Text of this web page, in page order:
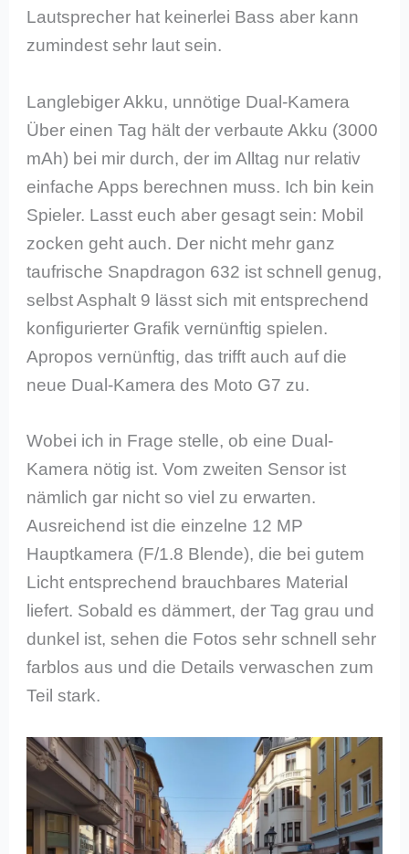
Lautsprecher hat keinerlei Bass aber kann
zumindest sehr laut sein.
Langlebiger Akku, unnötige Dual-Kamera
Über einen Tag hält der verbaute Akku (3000
mAh) bei mir durch, der im Alltag nur relativ
einfache Apps berechnen muss. Ich bin kein
Spieler. Lasst euch aber gesagt sein: Mobil
zocken geht auch. Der nicht mehr ganz
taufrische Snapdragon 632 ist schnell genug,
selbst Asphalt 9 lässt sich mit entsprechend
konfigurierter Grafik vernünftig spielen.
Apropos vernünftig, das trifft auch auf die
neue Dual-Kamera des Moto G7 zu.
Wobei ich in Frage stelle, ob eine Dual-
Kamera nötig ist. Vom zweiten Sensor ist
nämlich gar nicht so viel zu erwarten.
Ausreichend ist die einzelne 12 MP
Hauptkamera (F/1.8 Blende), die bei gutem
Licht entsprechend brauchbares Material
liefert. Sobald es dämmert, der Tag grau und
dunkel ist, sehen die Fotos sehr schnell sehr
farblos aus und die Details verwaschen zum
Teil stark.